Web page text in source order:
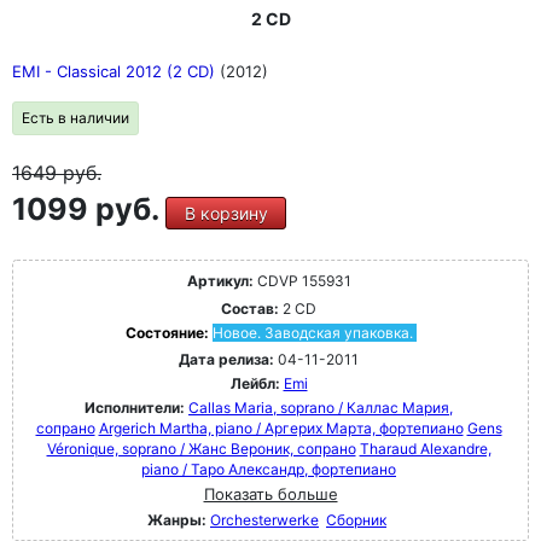
2 CD
EMI - Classical 2012 (2 CD) (2012)
Есть в наличии
1649руб.
1099 руб. В корзину
Артикул: CDVP 155931
Состав: 2 CD
Состояние: Новое. Заводская упаковка.
Дата релиза: 04-11-2011
Лейбл: Emi
Исполнители: Callas Maria, soprano / Каллас Мария,
сопрано Argerich Martha, piano / Аргерих Марта, фортепиано Gens
Véronique, soprano / Жанс Вероник, сопрано Tharaud Alexandre,
piano / Таро Александр, фортепиано
Показать больше
Жанры: Orchesterwerke Сборник